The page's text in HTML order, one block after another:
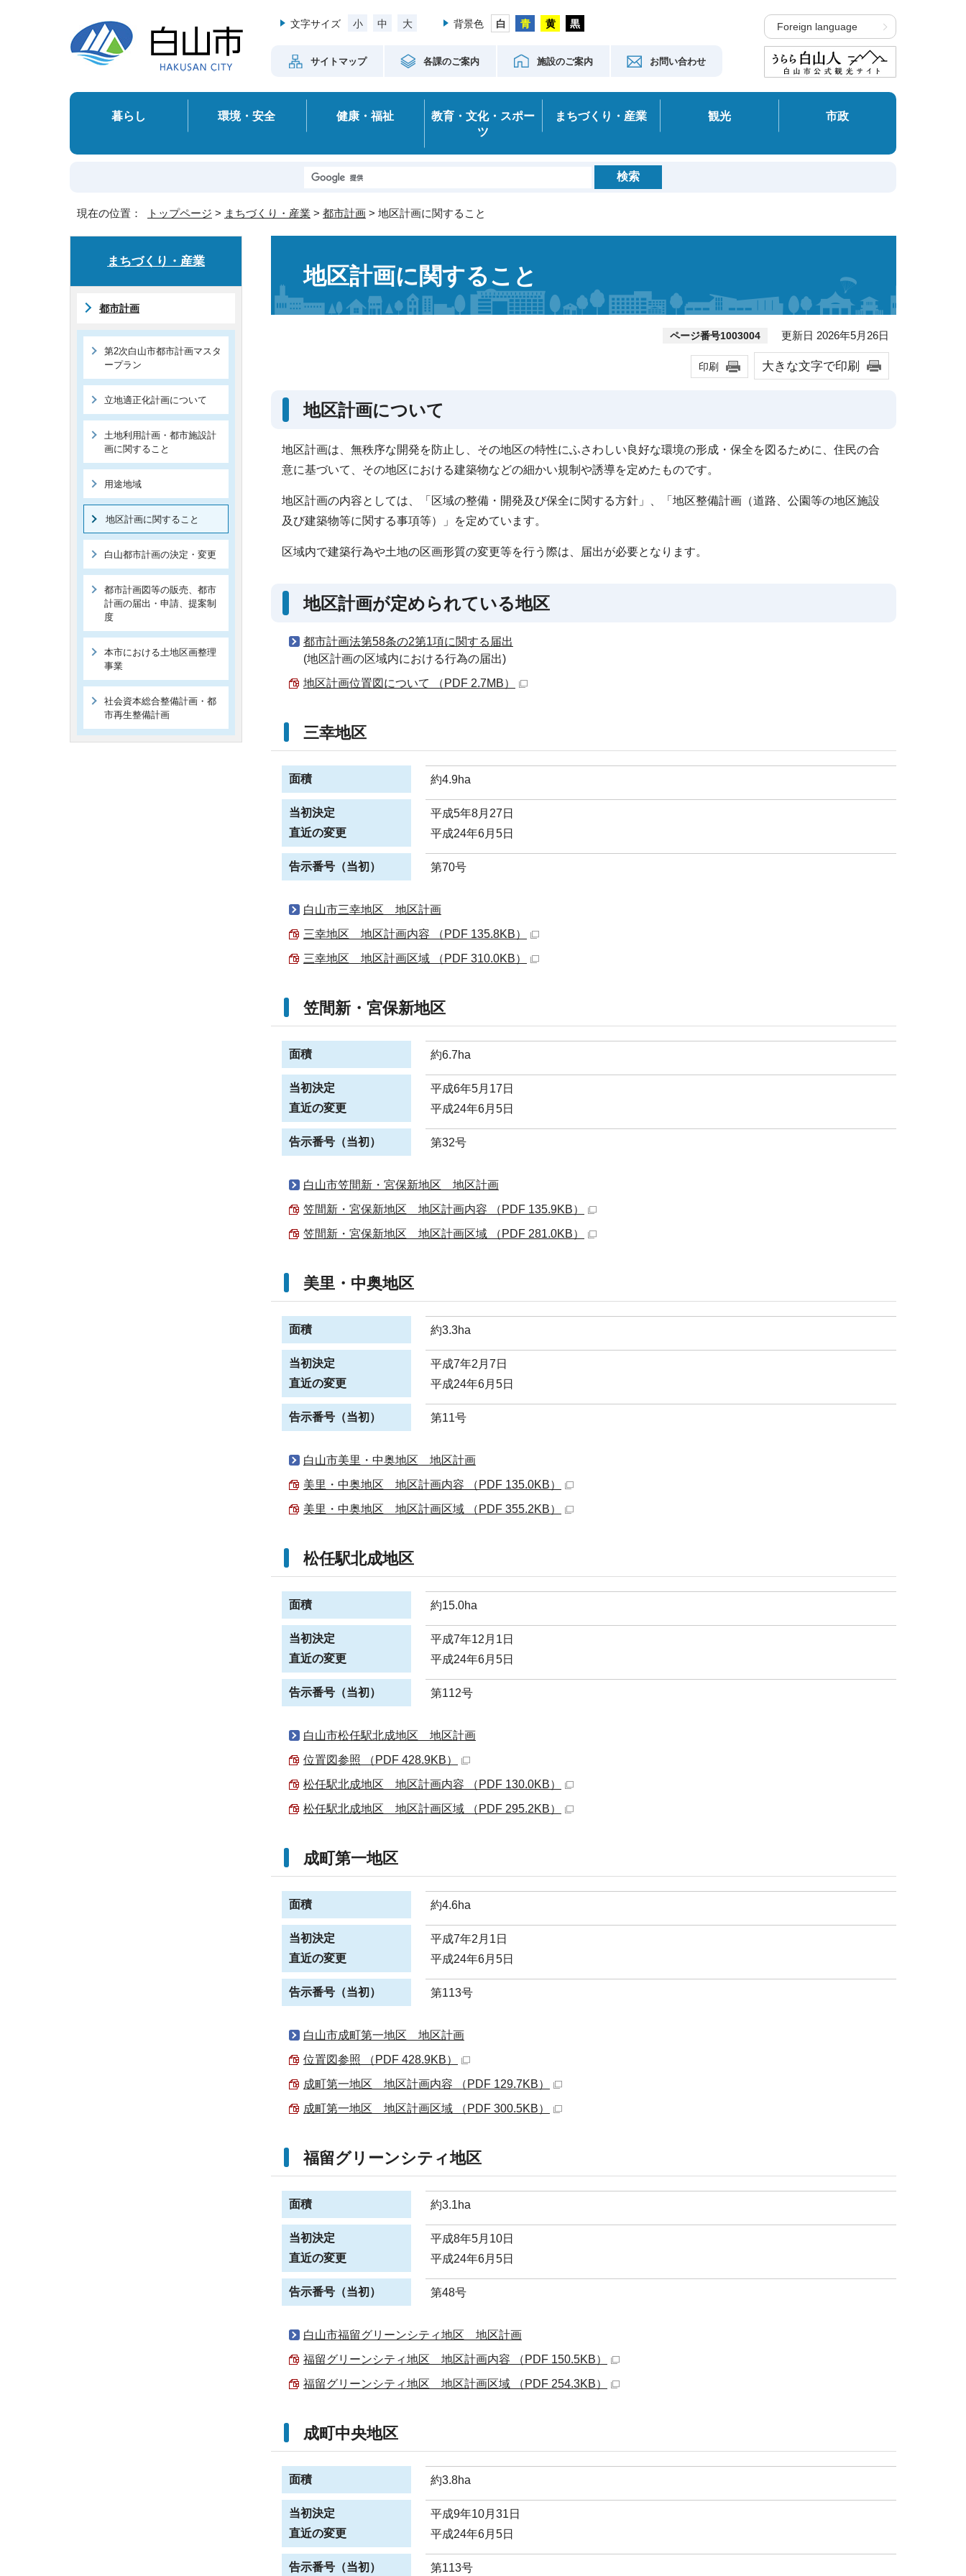
文字サイズ 小 中 大 背景色
サイトマップ 各課のご案内 施設のご案内 お問い合わせ
Foreign language
暮らし 環境・安全 健康・福祉
教育・文化・スポー
ツ
まちづくり・産業 観光 市政
現在の位置： トップページ > まちづくり・産業 > 都市計画 > 地区計画に関すること
地区計画に関すること
ページ番号1003004 更新日 2026年5月26日
印刷 大きな文字で印刷
地区計画について
地区計画は、無秩序な開発を防止し、その地区の特性にふさわしい良好な環境の形成・保全を図るために、住民の合
意に基づいて、その地区における建築物などの細かい規制や誘導を定めたものです。
地区計画の内容としては、「区域の整備・開発及び保全に関する方針」、「地区整備計画（道路、公園等の地区施設
及び建築物等に関する事項等）」を定めています。
区域内で建築行為や土地の区画形質の変更等を行う際は、届出が必要となります。
地区計画が定められている地区
都市計画法第58条の2第1項に関する届出
(地区計画の区域内における行為の届出)
地区計画位置図について （PDF 2.7MB）
三幸地区
面積 約4.9ha
当初決定
直近の変更
平成5年8月27日
平成24年6月5日
告示番号（当初） 第70号
白山市三幸地区 地区計画
三幸地区 地区計画内容 （PDF 135.8KB）
三幸地区 地区計画区域 （PDF 310.0KB）
笠間新・宮保新地区
面積 約6.7ha
当初決定
直近の変更
平成6年5月17日
平成24年6月5日
告示番号（当初） 第32号
白山市笠間新・宮保新地区 地区計画
笠間新・宮保新地区 地区計画内容 （PDF 135.9KB）
笠間新・宮保新地区 地区計画区域 （PDF 281.0KB）
美里・中奥地区
面積 約3.3ha
当初決定
直近の変更
平成7年2月7日
平成24年6月5日
告示番号（当初） 第11号
白山市美里・中奥地区 地区計画
美里・中奥地区 地区計画内容 （PDF 135.0KB）
美里・中奥地区 地区計画区域 （PDF 355.2KB）
松任駅北成地区
面積 約15.0ha
当初決定
直近の変更
平成7年12月1日
平成24年6月5日
告示番号（当初） 第112号
白山市松任駅北成地区 地区計画
位置図参照 （PDF 428.9KB）
松任駅北成地区 地区計画内容 （PDF 130.0KB）
松任駅北成地区 地区計画区域 （PDF 295.2KB）
成町第一地区
面積 約4.6ha
当初決定
直近の変更
平成7年2月1日
平成24年6月5日
告示番号（当初） 第113号
白山市成町第一地区 地区計画
位置図参照 （PDF 428.9KB）
成町第一地区 地区計画内容 （PDF 129.7KB）
成町第一地区 地区計画区域 （PDF 300.5KB）
福留グリーンシティ地区
面積 約3.1ha
当初決定
直近の変更
平成8年5月10日
平成24年6月5日
告示番号（当初） 第48号
白山市福留グリーンシティ地区 地区計画
福留グリーンシティ地区 地区計画内容 （PDF 150.5KB）
福留グリーンシティ地区 地区計画区域 （PDF 254.3KB）
成町中央地区
面積 約3.8ha
当初決定
直近の変更
平成9年10月31日
平成24年6月5日
告示番号（当初） 第113号
まちづくり・産業
都市計画
第2次白山市都市計画マスタ
ープラン
立地適正化計画について
土地利用計画・都市施設計
画に関すること
用途地域
地区計画に関すること
白山都市計画の決定・変更
都市計画図等の販売、都市
計画の届出・申請、提案制
度
本市における土地区画整理
事業
社会資本総合整備計画・都
市再生整備計画